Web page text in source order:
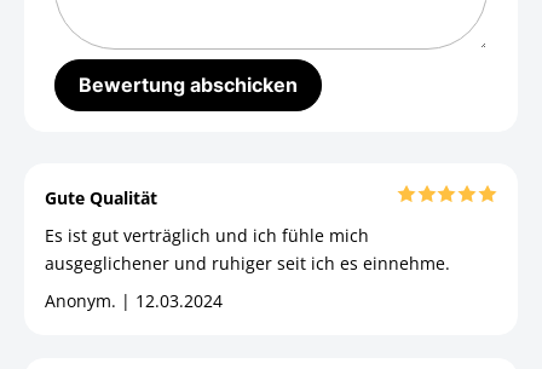
Gute Qualität
Es ist gut verträglich und ich fühle mich
ausgeglichener und ruhiger seit ich es einnehme.
Anonym. | 12.03.2024